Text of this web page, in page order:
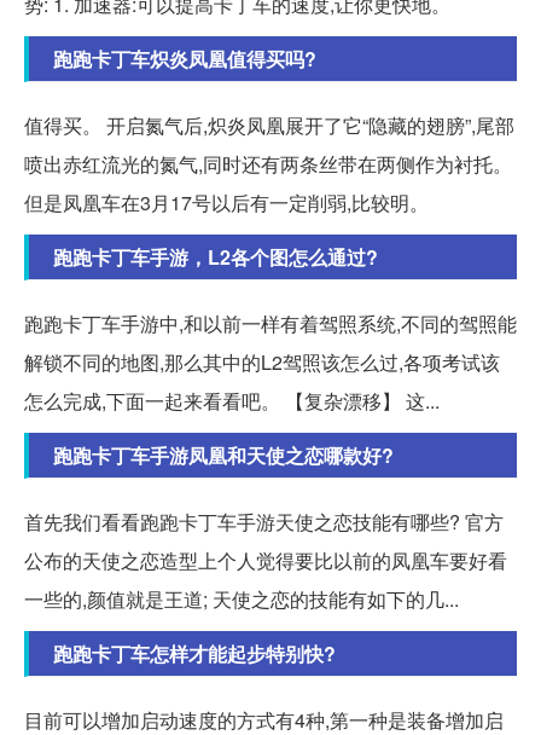
跑跑卡丁车炽炎凤凰值得买吗?
值得买。 开启氮气后,炽炎凤凰展开了它“隐藏的翅膀”,尾部
喷出赤红流光的氮气,同时还有两条丝带在两侧作为衬托。
但是凤凰车在3月17号以后有一定削弱,比较明。
跑跑卡丁车手游，L2各个图怎么通过?
跑跑卡丁车手游中,和以前一样有着驾照系统,不同的驾照能
解锁不同的地图,那么其中的L2驾照该怎么过,各项考试该
怎么完成,下面一起来看看吧。 【复杂漂移】 这...
跑跑卡丁车手游凤凰和天使之恋哪款好?
首先我们看看跑跑卡丁车手游天使之恋技能有哪些? 官方
公布的天使之恋造型上个人觉得要比以前的凤凰车要好看
一些的,颜值就是王道; 天使之恋的技能有如下的几...
跑跑卡丁车怎样才能起步特别快?
目前可以增加启动速度的方式有4种,第一种是装备增加启